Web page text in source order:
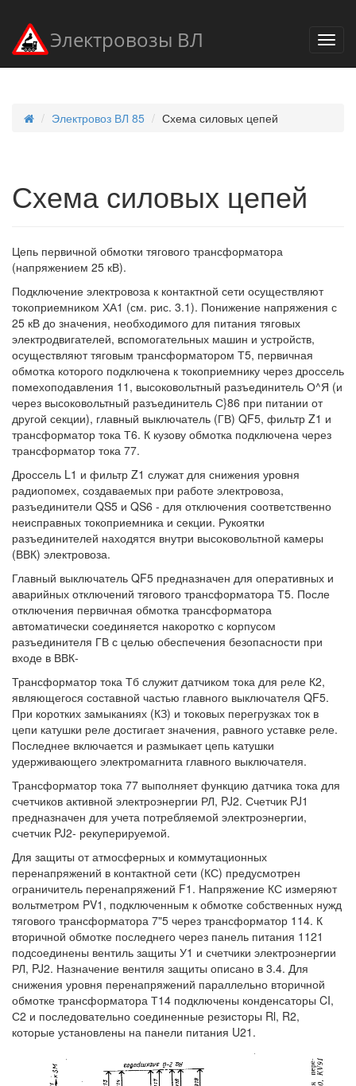
Электровозы ВЛ
Электровоз ВЛ 85 Схема силовых цепей
Схема силовых цепей
Цепь первичной обмотки тягового трансформатора
(напряжением 25 кВ).
Подключение электровоза к контактной сети осуществляют
токоприемником ХА1 (см. рис. 3.1). Понижение напряжения с
25 кВ до значения, необходимого для питания тяговых
электродвигателей, вспомогательных машин и устройств,
осуществляют тяговым трансформатором Т5, первичная
обмотка которого подключена к токоприемнику через дроссель
помехоподавления 11, высоковольтный разъединитель О^Я (и
через высоковольтный разъединитель С}86 при питании от
другой секции), главный выключатель (ГВ) QF5, фильтр Z1 и
трансформатор тока Т6. К кузову обмотка подключена через
трансформатор тока 77.
Дроссель L1 и фильтр Z1 служат для снижения уровня
радиопомех, создаваемых при работе электровоза,
разъединители QS5 и QS6 - для отключения соответственно
неисправных токоприемника и секции. Рукоятки
разъединителей находятся внутри высоковольтной камеры
(ВВК) электровоза.
Главный выключатель QF5 предназначен для оперативных и
аварийных отключений тягового трансформатора Т5. После
отключения первичная обмотка трансформатора
автоматически соединяется накоротко с корпусом
разъединителя ГВ с целью обеспечения безопасности при
входе в ВВК-
Трансформатор тока Тб служит датчиком тока для реле К2,
являющегося составной частью главного выключателя QF5.
При коротких замыканиях (КЗ) и токовых перегрузках ток в
цепи катушки реле достигает значения, равного уставке реле.
Последнее включается и размыкает цепь катушки
удерживающего электромагнита главного выключателя.
Трансформатор тока 77 выполняет функцию датчика тока для
счетчиков активной электроэнергии РЛ, PJ2. Счетчик PJ1
предназначен для учета потребляемой электроэнергии,
счетчик PJ2- рекуперируемой.
Для защиты от атмосферных и коммутационных
перенапряжений в контактной сети (КС) предусмотрен
ограничитель перенапряжений F1. Напряжение КС измеряют
вольтметром PV1, подключенным к обмотке собственных нужд
тягового трансформатора 7"5 через трансформатор 114. К
вторичной обмотке последнего через панель питания 1121
подсоединены вентиль защиты У1 и счетчики электроэнергии
РЛ, PJ2. Назначение вентиля защиты описано в 3.4. Для
снижения уровня перенапряжений параллельно вторичной
обмотке трансформатора Т14 подключены конденсаторы CI,
С2 и последовательно соединенные резисторы Rl, R2,
которые установлены на панели питания U21.